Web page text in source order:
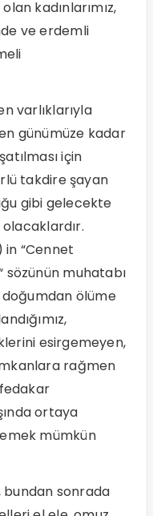
kadınlarımız,
ve erdemli
varlıklarıyla
günümüze kadar
için
takdire şayan
gibi gelecekte
olacaklardır.
in “Cennet
sözünün muhatabı
doğumdan ölüme
esirgemeyen,
rağmen
ortaya
mümkün
bundan sonrada